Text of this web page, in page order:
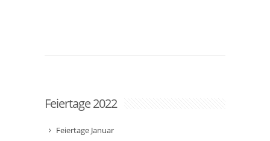
Feiertage 2022
Feiertage Januar